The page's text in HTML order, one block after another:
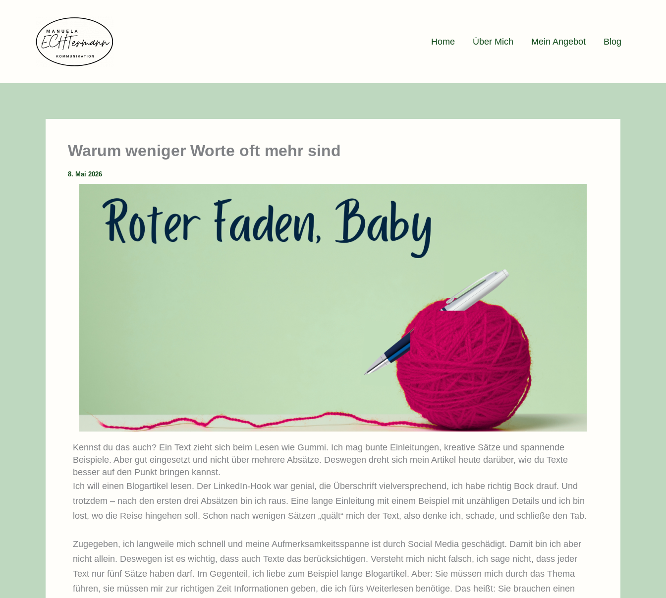
Home Über Mich Mein Angebot Blog
Warum weniger Worte oft mehr sind
8. Mai 2026
Kennst du das auch? Ein Text zieht sich beim Lesen wie Gummi. Ich mag bunte Einleitungen, kreative Sätze und spannende
Beispiele. Aber gut eingesetzt und nicht über mehrere Absätze. Deswegen dreht sich mein Artikel heute darüber, wie du Texte
besser auf den Punkt bringen kannst.
Ich will einen Blogartikel lesen. Der LinkedIn-Hook war genial, die Überschrift vielversprechend, ich habe richtig Bock drauf. Und
trotzdem – nach den ersten drei Absätzen bin ich raus. Eine lange Einleitung mit einem Beispiel mit unzähligen Details und ich bin
lost, wo die Reise hingehen soll. Schon nach wenigen Sätzen „quält“ mich der Text, also denke ich, schade, und schließe den Tab.
Zugegeben, ich langweile mich schnell und meine Aufmerksamkeitsspanne ist durch Social Media geschädigt. Damit bin ich aber
nicht allein. Deswegen ist es wichtig, dass auch Texte das berücksichtigen. Versteht mich nicht falsch, ich sage nicht, dass jeder
Text nur fünf Sätze haben darf. Im Gegenteil, ich liebe zum Beispiel lange Blogartikel. Aber: Sie müssen mich durch das Thema
führen, sie müssen mir zur richtigen Zeit Informationen geben, die ich fürs Weiterlesen benötige. Das heißt: Sie brauchen einen